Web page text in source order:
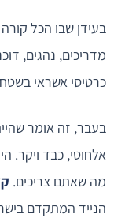
בעידן שבו הכל קורה
מדריכים, נהגים,
כרטיסי אשראי
בעבר, זה אומר
אלחוטי, כבד ויקר.
מה שאתם צריכים.
הנייד המתקדם